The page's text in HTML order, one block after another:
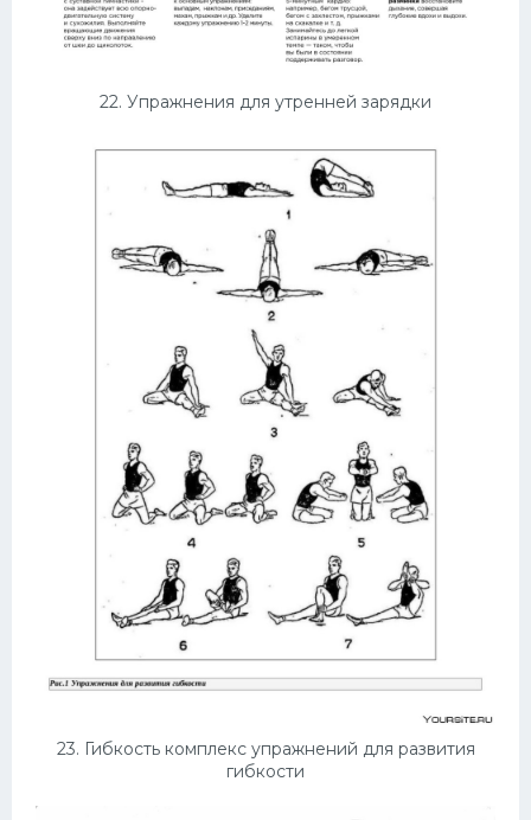
22. Упражнения для утренней зарядки
23. Гибкость комплекс упражнений для развития
гибкости